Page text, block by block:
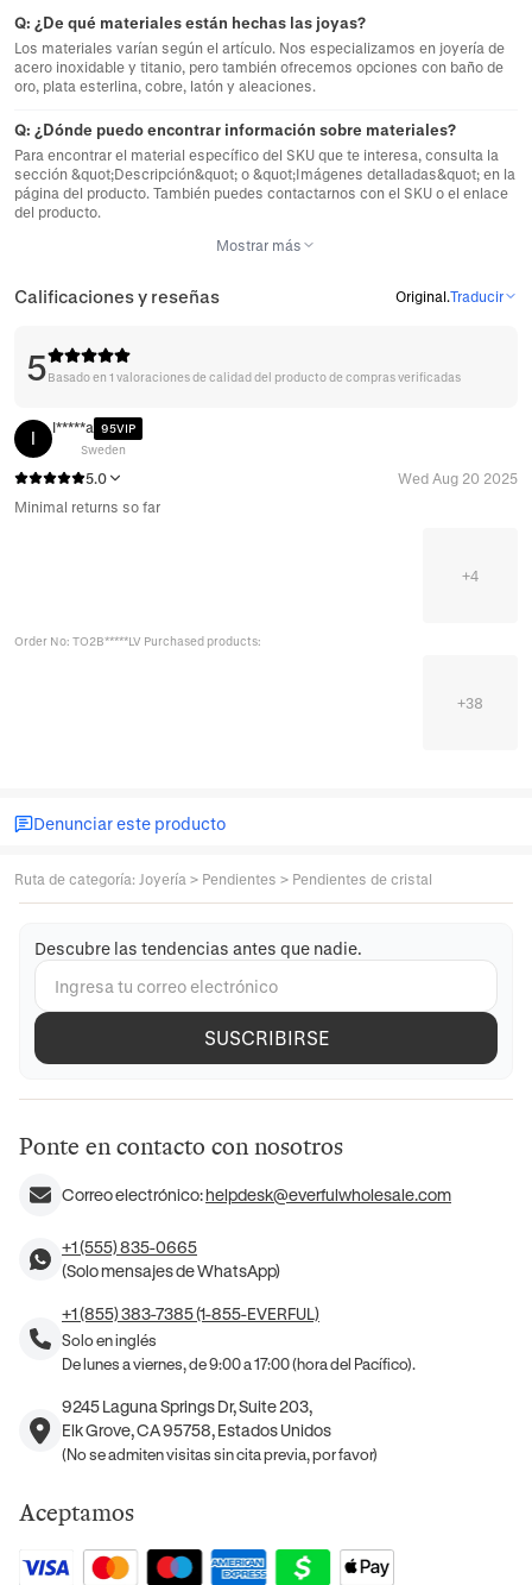
Q: ¿De qué materiales están hechas las joyas?
Los materiales varían según el artículo. Nos especializamos en joyería de
acero inoxidable y titanio, pero también ofrecemos opciones con baño de
oro, plata esterlina, cobre, latón y aleaciones.
Q: ¿Dónde puedo encontrar información sobre materiales?
Para encontrar el material específico del SKU que te interesa, consulta la
sección &quot;Descripción&quot; o &quot;Imágenes detalladas&quot; en la
página del producto. También puedes contactarnos con el SKU o el enlace
del producto.
Mostrar más
Calificaciones y reseñas Original.Traducir
5Basado en 1 valoraciones de calidad del producto de compras verificadas
l
l*****a 95VIP
Sweden
5.0
Wed Aug 20 2025
Minimal returns so far
+4
Order No: TO2B*****LV Purchased products:
+38
Denunciar este producto
Ruta de categoría: Joyería > Pendientes > Pendientes de cristal
Descubre las tendencias antes que nadie.
SUSCRIBIRSE
Ponte en contacto con nosotros
Correo electrónico:helpdesk@everfulwholesale.com
+1 (555) 835-0665
(Solo mensajes de WhatsApp)
+1 (855) 383-7385 (1-855-EVERFUL)
Solo en inglés
De lunes a viernes, de 9:00 a 17:00 (hora del Pacífico).
9245 Laguna Springs Dr, Suite 203,
Elk Grove, CA 95758, Estados Unidos
(No se admiten visitas sin cita previa, por favor)
Aceptamos